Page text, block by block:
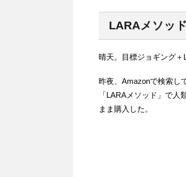
LARAメソッ
晴天。目標ジョギング＋
昨夜、Amazonで検索し
「LARAメソッド」で
まま購入した。